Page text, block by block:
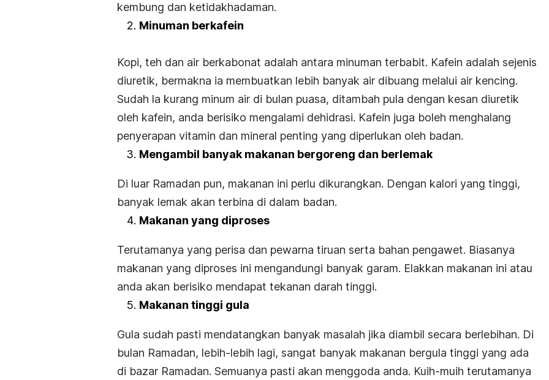
kembung dan ketidakhadaman.
Minuman berkafein
Kopi, teh dan air berkabonat adalah antara minuman terbabit. Kafein adalah sejenis
diuretik, bermakna ia membuatkan lebih banyak air dibuang melalui air kencing.
Sudah la kurang minum air di bulan puasa, ditambah pula dengan kesan diuretik
oleh kafein, anda berisiko mengalami dehidrasi. Kafein juga boleh menghalang
penyerapan vitamin dan mineral penting yang diperlukan oleh badan.
Mengambil banyak makanan bergoreng dan berlemak
Di luar Ramadan pun, makanan ini perlu dikurangkan. Dengan kalori yang tinggi,
banyak lemak akan terbina di dalam badan.
Makanan yang diproses
Terutamanya yang perisa dan pewarna tiruan serta bahan pengawet. Biasanya
makanan yang diproses ini mengandungi banyak garam. Elakkan makanan ini atau
anda akan berisiko mendapat tekanan darah tinggi.
Makanan tinggi gula
Gula sudah pasti mendatangkan banyak masalah jika diambil secara berlebihan. Di
bulan Ramadan, lebih-lebih lagi, sangat banyak makanan bergula tinggi yang ada
di bazar Ramadan. Semuanya pasti akan menggoda anda. Kuih-muih terutamanya